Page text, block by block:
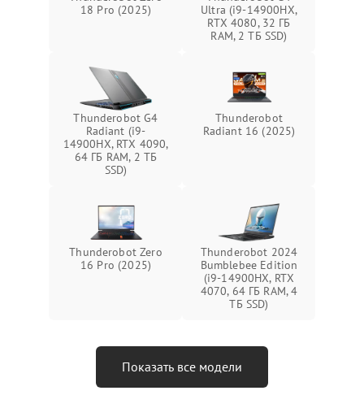
18 Pro (2025)
Ultra (i9-14900HX,
RTX 4080, 32 ГБ
RAM, 2 ТБ SSD)
Thunderobot G4
Radiant (i9-
14900HX, RTX 4090,
64 ГБ RAM, 2 ТБ
SSD)
Thunderobot
Radiant 16 (2025)
Thunderobot Zero
16 Pro (2025)
Thunderobot 2024
Bumblebee Edition
(i9-14900HX, RTX
4070, 64 ГБ RAM, 4
ТБ SSD)
Показать все модели